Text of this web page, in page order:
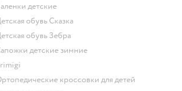
Валенки детские
Детская обувь Сказка
Детская обувь Зебра
Сапожки детские зимние
Primigi
Ортопедические кроссовки для детей